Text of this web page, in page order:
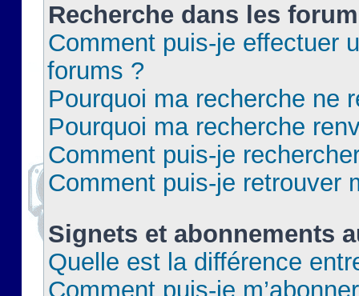
Recherche dans les
Comment puis-je effectuer
forums ?
Pourquoi ma recherche ne
Pourquoi ma recherche
Comment puis-je
Comment puis-je retrouver
Signets et abonnements
Quelle est la différence
Comment puis-je